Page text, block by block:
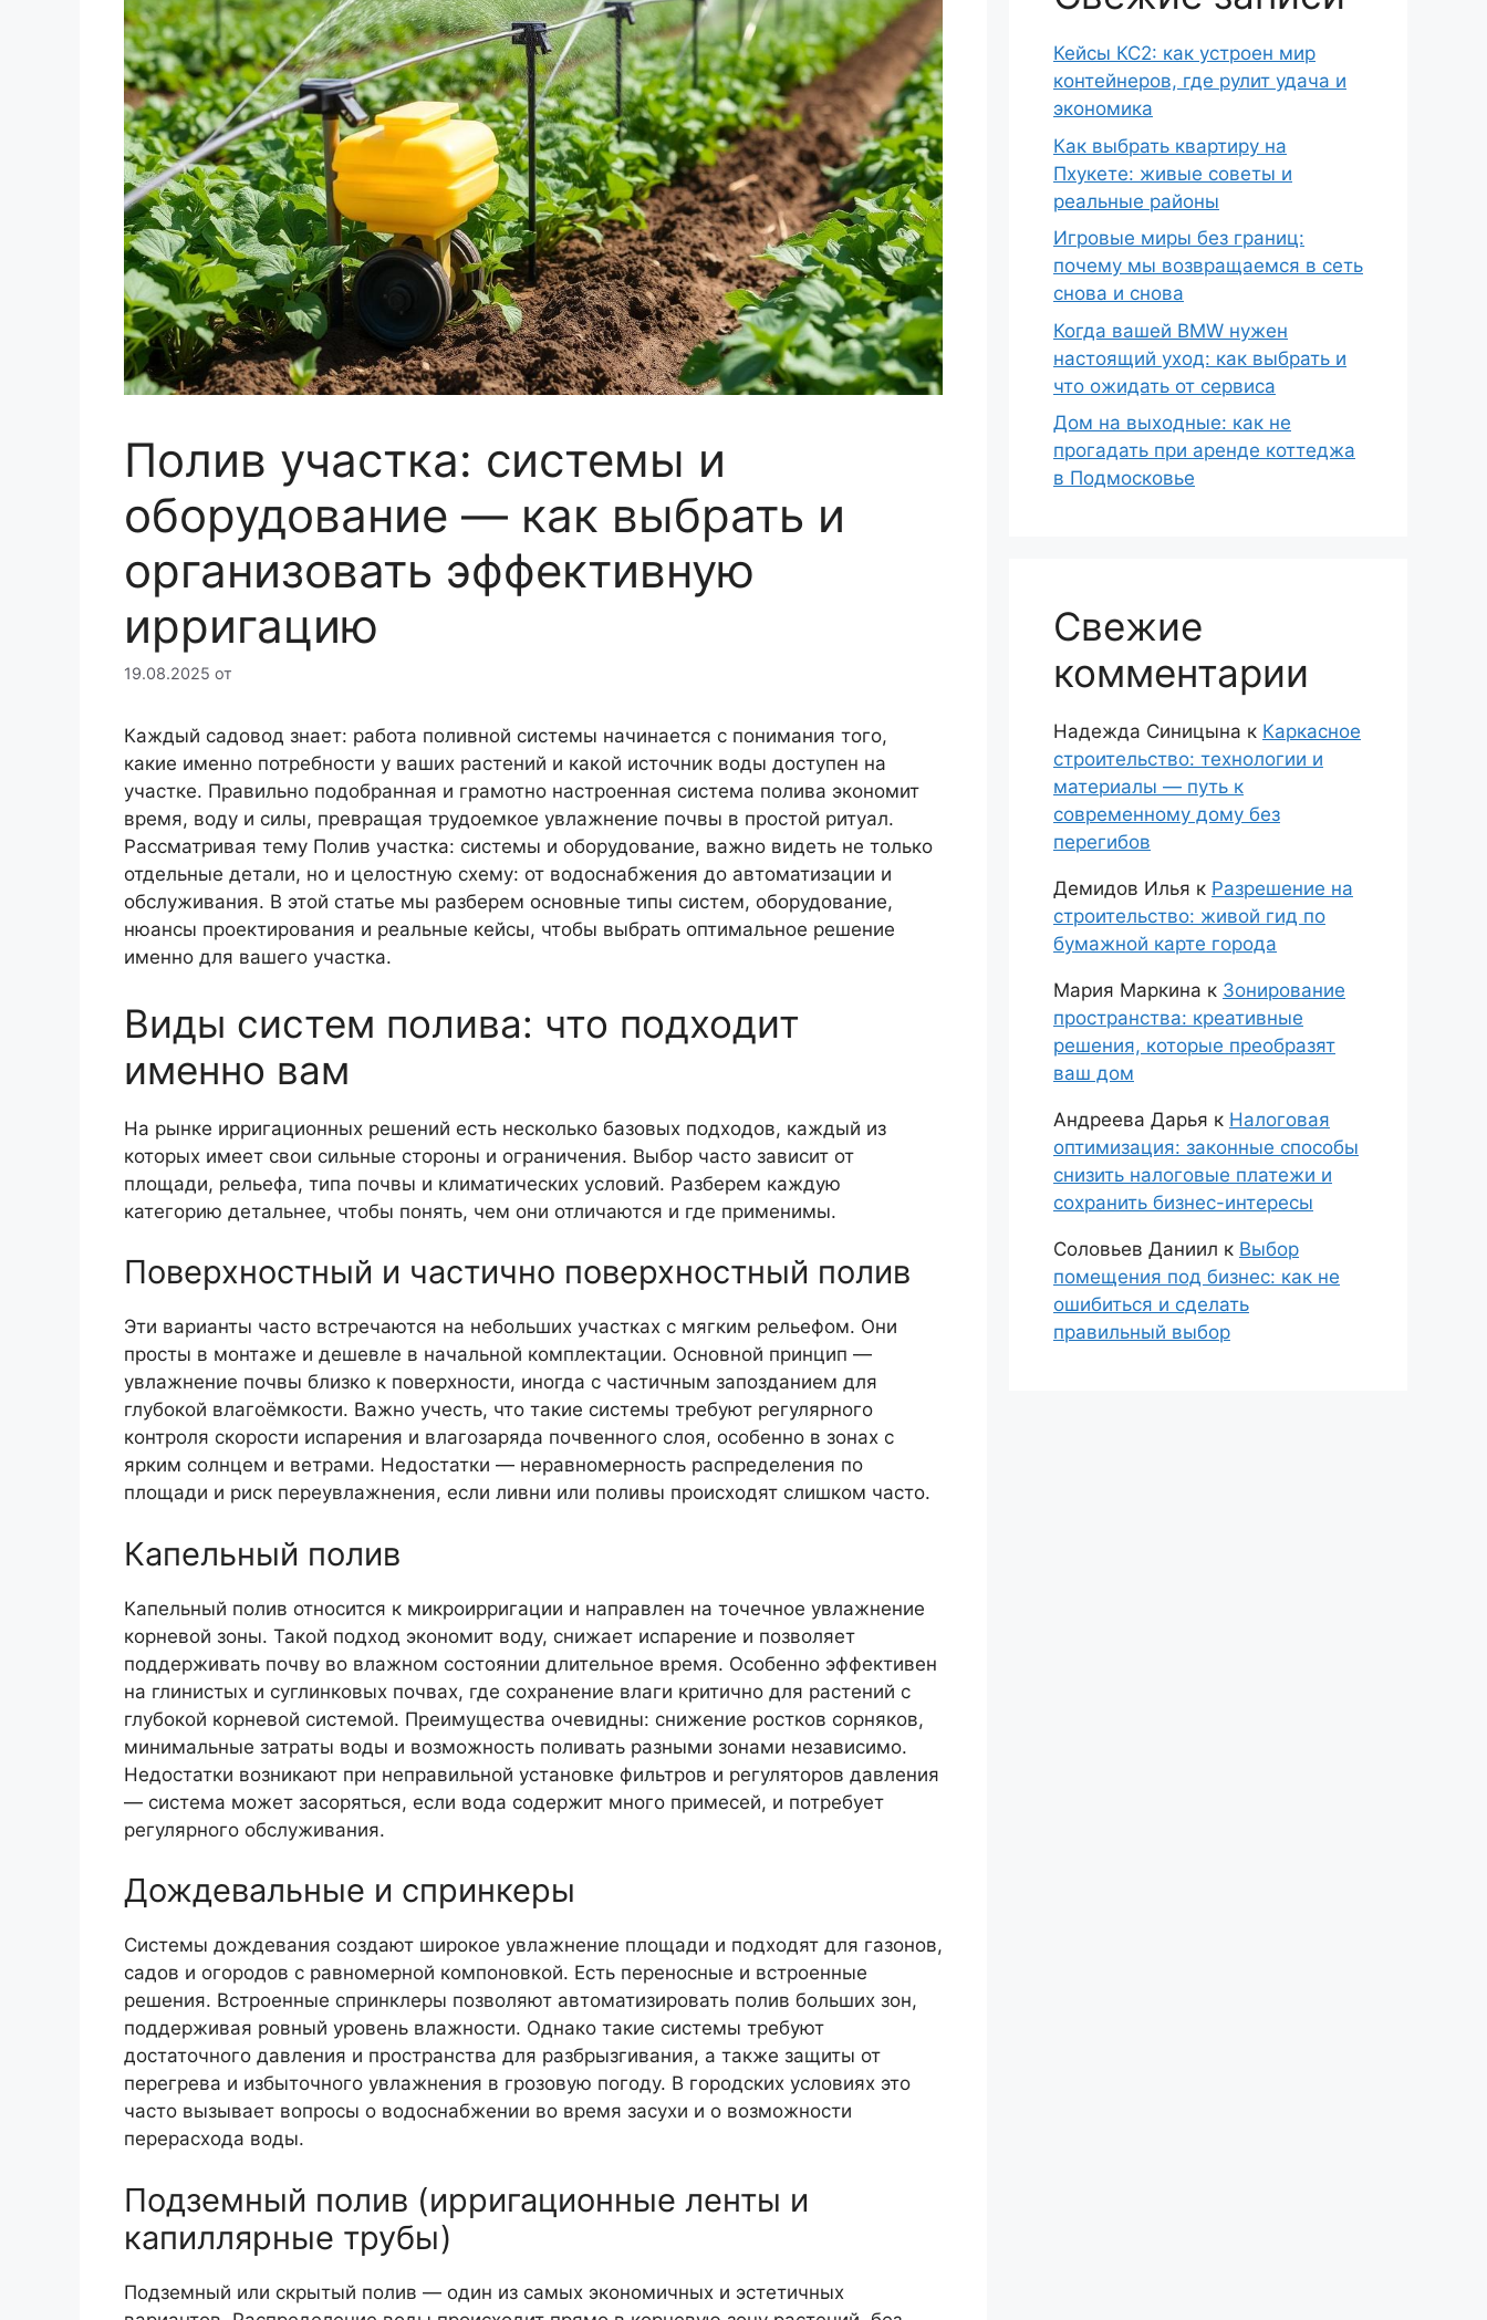
Полив участка: системы и
оборудование — как выбрать и
организовать эффективную
ирригацию
19.08.2025 от
Каждый садовод знает: работа поливной системы начинается с понимания того,
какие именно потребности у ваших растений и какой источник воды доступен на
участке. Правильно подобранная и грамотно настроенная система полива экономит
время, воду и силы, превращая трудоемкое увлажнение почвы в простой ритуал.
Рассматривая тему Полив участка: системы и оборудование, важно видеть не только
отдельные детали, но и целостную схему: от водоснабжения до автоматизации и
обслуживания. В этой статье мы разберем основные типы систем, оборудование,
нюансы проектирования и реальные кейсы, чтобы выбрать оптимальное решение
именно для вашего участка.
Виды систем полива: что подходит
именно вам
На рынке ирригационных решений есть несколько базовых подходов, каждый из
которых имеет свои сильные стороны и ограничения. Выбор часто зависит от
площади, рельефа, типа почвы и климатических условий. Разберем каждую
категорию детальнее, чтобы понять, чем они отличаются и где применимы.
Поверхностный и частично поверхностный полив
Эти варианты часто встречаются на небольших участках с мягким рельефом. Они
просты в монтаже и дешевле в начальной комплектации. Основной принцип —
увлажнение почвы близко к поверхности, иногда с частичным запозданием для
глубокой влагоёмкости. Важно учесть, что такие системы требуют регулярного
контроля скорости испарения и влагозаряда почвенного слоя, особенно в зонах с
ярким солнцем и ветрами. Недостатки — неравномерность распределения по
площади и риск переувлажнения, если ливни или поливы происходят слишком часто.
Капельный полив
Капельный полив относится к микроирригации и направлен на точечное увлажнение
корневой зоны. Такой подход экономит воду, снижает испарение и позволяет
поддерживать почву во влажном состоянии длительное время. Особенно эффективен
на глинистых и суглинковых почвах, где сохранение влаги критично для растений с
глубокой корневой системой. Преимущества очевидны: снижение ростков сорняков,
минимальные затраты воды и возможность поливать разными зонами независимо.
Недостатки возникают при неправильной установке фильтров и регуляторов давления
— система может засоряться, если вода содержит много примесей, и потребует
регулярного обслуживания.
Дождевальные и спринкеры
Системы дождевания создают широкое увлажнение площади и подходят для газонов,
садов и огородов с равномерной компоновкой. Есть переносные и встроенные
решения. Встроенные спринклеры позволяют автоматизировать полив больших зон,
поддерживая ровный уровень влажности. Однако такие системы требуют
достаточного давления и пространства для разбрызгивания, а также защиты от
перегрева и избыточного увлажнения в грозовую погоду. В городских условиях это
часто вызывает вопросы о водоснабжении во время засухи и о возможности
перерасхода воды.
Подземный полив (ирригационные ленты и
капиллярные трубы)
Подземный или скрытый полив — один из самых экономичных и эстетичных
Кейсы КС2: как устроен мир
контейнеров, где рулит удача и
экономика
Как выбрать квартиру на
Пхукете: живые советы и
реальные районы
Игровые миры без границ:
почему мы возвращаемся в сеть
снова и снова
Когда вашей BMW нужен
настоящий уход: как выбрать и
что ожидать от сервиса
Дом на выходные: как не
прогадать при аренде коттеджа
в Подмосковье
Свежие
комментарии
Надежда Синицына к Каркасное
строительство: технологии и
материалы — путь к
современному дому без
перегибов
Демидов Илья к Разрешение на
строительство: живой гид по
бумажной карте города
Мария Маркина к Зонирование
пространства: креативные
решения, которые преобразят
ваш дом
Андреева Дарья к Налоговая
оптимизация: законные способы
снизить налоговые платежи и
сохранить бизнес-интересы
Соловьев Даниил к Выбор
помещения под бизнес: как не
ошибиться и сделать
правильный выбор